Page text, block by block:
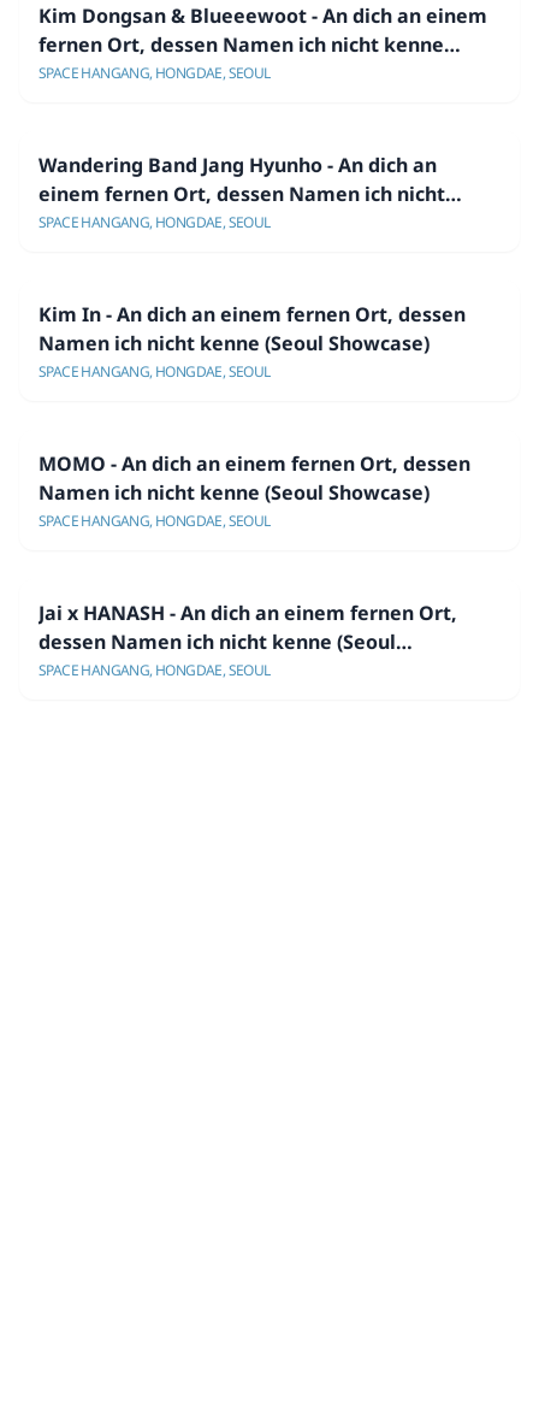
Kim Dongsan & Blueeewoot - An dich an einem
fernen Ort, dessen Namen ich nicht kenne
(Seoul Showcase)
SPACE HANGANG, HONGDAE, SEOUL
Wandering Band Jang Hyunho - An dich an
einem fernen Ort, dessen Namen ich nicht
kenne (Seoul Showcase)
SPACE HANGANG, HONGDAE, SEOUL
Kim In - An dich an einem fernen Ort, dessen
Namen ich nicht kenne (Seoul Showcase)
SPACE HANGANG, HONGDAE, SEOUL
MOMO - An dich an einem fernen Ort, dessen
Namen ich nicht kenne (Seoul Showcase)
SPACE HANGANG, HONGDAE, SEOUL
Jai x HANASH - An dich an einem fernen Ort,
dessen Namen ich nicht kenne (Seoul
Showcase)
SPACE HANGANG, HONGDAE, SEOUL